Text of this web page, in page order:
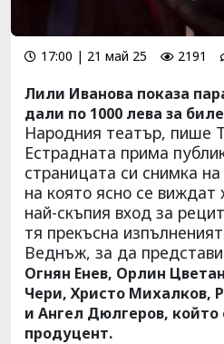
17:00 | 21 май 25 2191
Лили Иванова показа
дали по 1000 лева за
Народния театър, пише
Естрадната прима
страницата си снимка
на която ясно се виждат
най-скъпия вход за
тя прекъсна
Веднъж, за да
Огнян Енев, Орлин
Чери, Христо Михалков,
и Ангел Дюлгеров, който
продуцент.